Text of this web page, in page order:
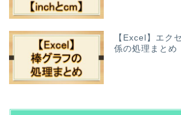
【Excel】エク
係の処理まとめ